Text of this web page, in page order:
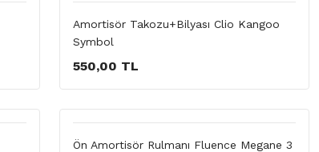
Amortisör Takozu+Bilyası Clio Kangoo
Symbol
550,00 TL
Ön Amortisör Rulmanı Fluence Megane 3